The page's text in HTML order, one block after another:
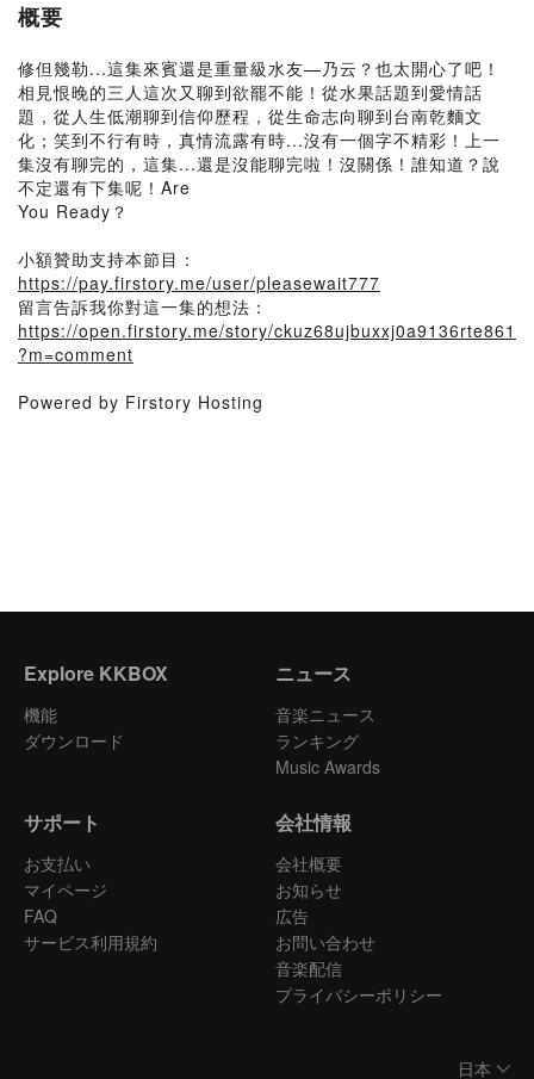
概要
修但幾勒...這集來賓還是重量級水友—乃云？也太開心了吧！
相見恨晚的三人這次又聊到欲罷不能！從水果話題到愛情話
題，從人生低潮聊到信仰歷程，從生命志向聊到台南乾麵文
化；笑到不行有時，真情流露有時...沒有一個字不精彩！上一
集沒有聊完的，這集...還是沒能聊完啦！沒關係！誰知道？說
不定還有下集呢！Are
You Ready？
小額贊助支持本節目：
https://pay.firstory.me/user/pleasewait777
留言告訴我你對這一集的想法：
https://open.firstory.me/story/ckuz68ujbuxxj0a9136rte861
?m=comment
Powered by Firstory Hosting
Explore KKBOX
機能
ダウンロード
ニュース
音楽ニュース
ランキング
Music Awards
サポート
お支払い
マイページ
FAQ
サービス利用規約
会社情報
会社概要
お知らせ
広告
お問い合わせ
音楽配信
プライバシーポリシー
日本